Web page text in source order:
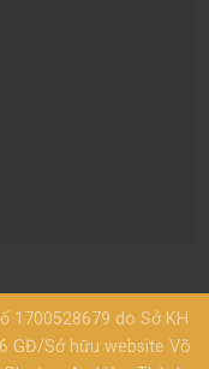
1700528679 do Sở KH
GĐ/Sở hữu website Võ